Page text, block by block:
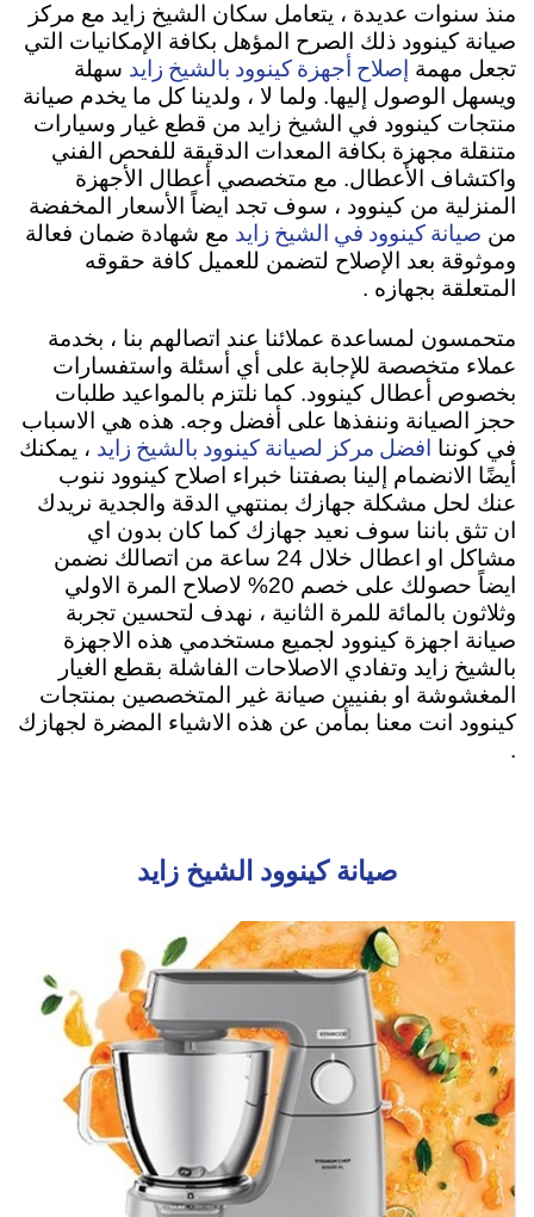
منذ سنوات عديدة ، يتعامل سكان الشيخ زايد مع مركز
صيانة كينوود ذلك الصرح المؤهل بكافة الإمكانيات التي
تجعل مهمة إصلاح أجهزة كينوود بالشيخ زايد سهلة
ويسهل الوصول إليها. ولما لا ، ولدينا كل ما يخدم صيانة
منتجات كينوود في الشيخ زايد من قطع غيار وسيارات
متنقلة مجهزة بكافة المعدات الدقيقة للفحص الفني
واكتشاف الأعطال. مع متخصصي أعطال الأجهزة
المنزلية من كينوود ، سوف تجد ايضاً الأسعار المخفضة
من صيانة كينوود في الشيخ زايد مع شهادة ضمان فعالة
وموثوقة بعد الإصلاح لتضمن للعميل كافة حقوقه
المتعلقة بجهازه .
متحمسون لمساعدة عملائنا عند اتصالهم بنا ، بخدمة
عملاء متخصصة للإجابة على أي أسئلة واستفسارات
بخصوص أعطال كينوود. كما نلتزم بالمواعيد طلبات
حجز الصيانة وننفذها على أفضل وجه. هذه هي الاسباب
في كوننا افضل مركز لصيانة كينوود بالشيخ زايد ، يمكنك
أيضًا الانضمام إلينا بصفتنا خبراء اصلاح كينوود ننوب
عنك لحل مشكلة جهازك بمنتهي الدقة والجدية نريدك
ان تثق باننا سوف نعيد جهازك كما كان بدون اي
مشاكل او اعطال خلال 24 ساعة من اتصالك نضمن
ايضاً حصولك على خصم 20% لاصلاح المرة الاولي
وثلاثون بالمائة للمرة الثانية ، نهدف لتحسين تجربة
صيانة اجهزة كينوود لجميع مستخدمي هذه الاجهزة
بالشيخ زايد وتفادي الاصلاحات الفاشلة بقطع الغيار
المغشوشة او بفنيين صيانة غير المتخصصين بمنتجات
كينوود انت معنا بمأمن عن هذه الاشياء المضرة لجهازك
.
صيانة كينوود الشيخ زايد